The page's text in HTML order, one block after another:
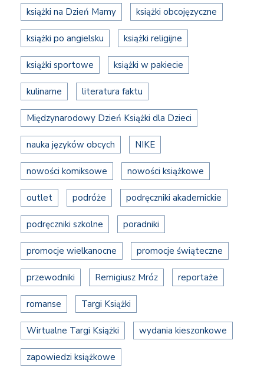
książki na Dzień Mamy książki obcojęzyczne
książki po angielsku książki religijne
książki sportowe książki w pakiecie
kulinarne literatura faktu
Międzynarodowy Dzień Książki dla Dzieci
nauka języków obcych NIKE
nowości komiksowe nowości książkowe
outlet podróże podręczniki akademickie
podręczniki szkolne poradniki
promocje wielkanocne promocje świąteczne
przewodniki Remigiusz Mróz reportaże
romanse Targi Książki
Wirtualne Targi Książki wydania kieszonkowe
zapowiedzi książkowe